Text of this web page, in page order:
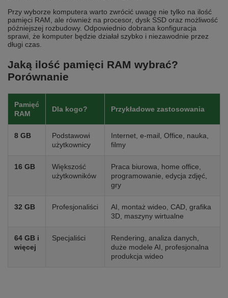
Przy wyborze komputera warto zwrócić uwagę nie tylko na ilość
pamięci RAM, ale również na procesor, dysk SSD oraz możliwość
późniejszej rozbudowy. Odpowiednio dobrana konfiguracja
sprawi, że komputer będzie działał szybko i niezawodnie przez
długi czas.
Jaką ilość pamięci RAM wybrać?
Porównanie
Pamięć
RAM
Dla kogo? Przykładowe zastosowania
8 GB
Podstawowi
użytkownicy
Internet, e-mail, Office, nauka,
filmy
16 GB
Większość
użytkowników
Praca biurowa, home office,
programowanie, edycja zdjęć,
gry
32 GB Profesjonaliści
AI, montaż wideo, CAD, grafika
3D, maszyny wirtualne
64 GB i
więcej
Specjaliści
Rendering, analiza danych,
duże modele AI, profesjonalna
produkcja wideo